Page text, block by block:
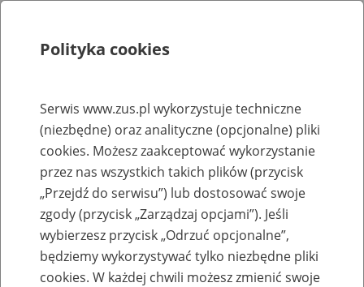
Rejestry, ewidencje i archiwa
Baza zlikwidowanych lub
przekształconych zakładów pracy
Nazwa zakładu pracy:
Polityka cookies
Serwis www.zus.pl wykorzystuje techniczne
(niezbędne) oraz analityczne (opcjonalne) pliki
cookies. Możesz zaakceptować wykorzystanie
przez nas wszystkich takich plików (przycisk
„Przejdź do serwisu”) lub dostosować swoje
zgody (przycisk „Zarządzaj opcjami”). Jeśli
wybierzesz przycisk „Odrzuć opcjonalne”,
będziemy wykorzystywać tylko niezbędne pliki
cookies. W każdej chwili możesz zmienić swoje